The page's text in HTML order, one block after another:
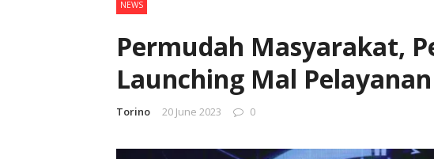
NEWS
Permudah Masyarakat,
Launching Mal
Torino 20 June 2023 0